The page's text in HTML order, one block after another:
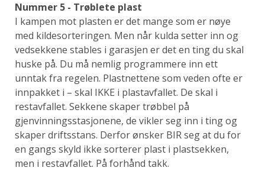
Nummer 5 - Trøblete plast
I kampen mot plasten er det mange som er nøye
med kildesorteringen. Men når kulda setter inn og
vedsekkene stables i garasjen er det en ting du skal
huske på. Du må nemlig programmere inn ett
unntak fra regelen. Plastnettene som veden ofte er
innpakket i – skal IKKE i plastavfallet. De skal i
restavfallet. Sekkene skaper trøbbel på
gjenvinningsstasjonene, de vikler seg inn i ting og
skaper driftsstans. Derfor ønsker BIR seg at du for
en gangs skyld ikke sorterer plast i plastsekken,
men i restavfallet. På forhånd takk.